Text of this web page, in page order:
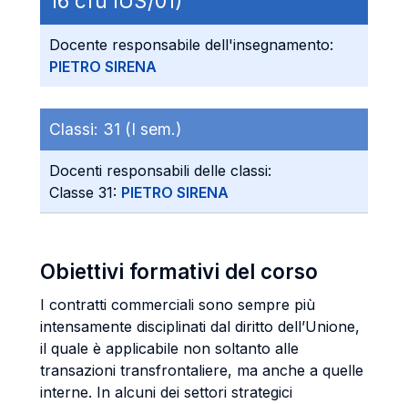
Docente responsabile dell'insegnamento:
PIETRO SIRENA
Classi: 31 (I sem.)
Docenti responsabili delle classi:
Classe 31: PIETRO SIRENA
Obiettivi formativi del corso
I contratti commerciali sono sempre più
intensamente disciplinati dal diritto dell’Unione,
il quale è applicabile non soltanto alle
transazioni transfrontaliere, ma anche a quelle
interne. In alcuni dei settori strategici